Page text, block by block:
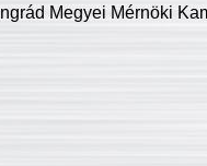
Megyei Mérnöki